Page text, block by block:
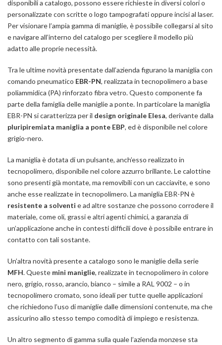
disponibili a catalogo, possono essere richieste in diversi colori o
personalizzate con scritte o logo tampografati oppure incisi al laser.
Per visionare l’ampia gamma di maniglie, è possibile collegarsi al sito
e navigare all’interno del catalogo per scegliere il modello più
adatto alle proprie necessità.
Tra le ultime novità presentate dall’azienda figurano la maniglia con
comando pneumatico EBR-PN, realizzata in tecnopolimero a base
poliammidica (PA) rinforzato fibra vetro. Questo componente fa
parte della famiglia delle maniglie a ponte. In particolare la maniglia
EBR-PN si caratterizza per il design originale Elesa, derivante dalla
pluripiremiata maniglia a ponte EBP, ed è disponibile nel colore
grigio-nero.
La maniglia è dotata di un pulsante, anch’esso realizzato in
tecnopolimero, disponibile nel colore azzurro brillante. Le calottine
sono presenti già montate, ma removibili con un cacciavite, e sono
anche esse realizzate in tecnopolimero. La maniglia EBR-PN è
resistente a solventi e ad altre sostanze che possono corrodere il
materiale, come oli, grassi e altri agenti chimici, a garanzia di
un’applicazione anche in contesti difficili dove è possibile entrare in
contatto con tali sostante.
Un’altra novità presente a catalogo sono le maniglie della serie
MFH. Queste mini maniglie, realizzate in tecnopolimero in colore
nero, grigio, rosso, arancio, bianco – simile a RAL 9002 – o in
tecnopolimero cromato, sono ideali per tutte quelle applicazioni
che richiedono l’uso di maniglie dalle dimensioni contenute, ma che
assicurino allo stesso tempo comodità di impiego e resistenza.
Un altro segmento di gamma sulla quale l’azienda monzese sta